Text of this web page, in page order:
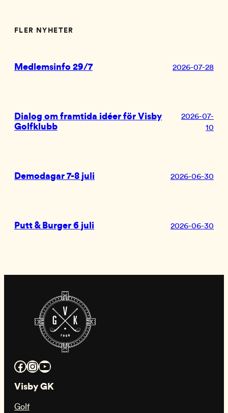
FLER NYHETER
Medlemsinfo 29/7 2026-07-28
Dialog om framtida idéer för Visby
Golfklubb
2026-07-
10
Demodagar 7-8 juli 2026-06-30
Putt & Burger 6 juli 2026-06-30
Facebook InstagramYouTube
Visby GK
Golf